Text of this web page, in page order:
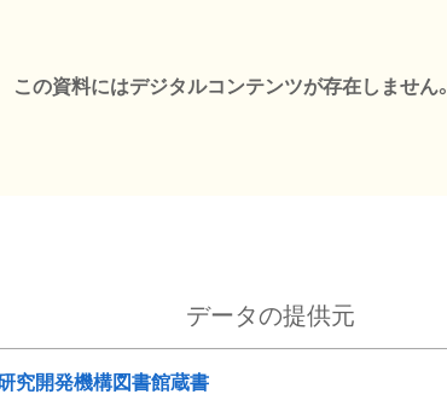
この資料にはデジタルコンテンツが存在しません。
データの提供元
究開発機構図書館蔵書